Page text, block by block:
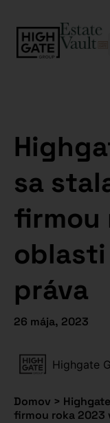
sa
firmou
práva
26 mája, 2023
Highgate
Domov >
firmou roka 2023